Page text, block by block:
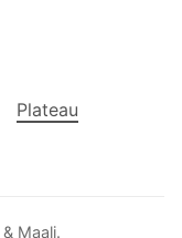
Plateau
& Maali.